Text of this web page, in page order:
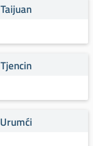
Taijuan
Tjencin
Urumći